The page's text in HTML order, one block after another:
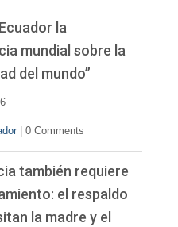
la
mundial sobre la
del mundo”
0 Comments
también requiere
el respaldo
la madre y el